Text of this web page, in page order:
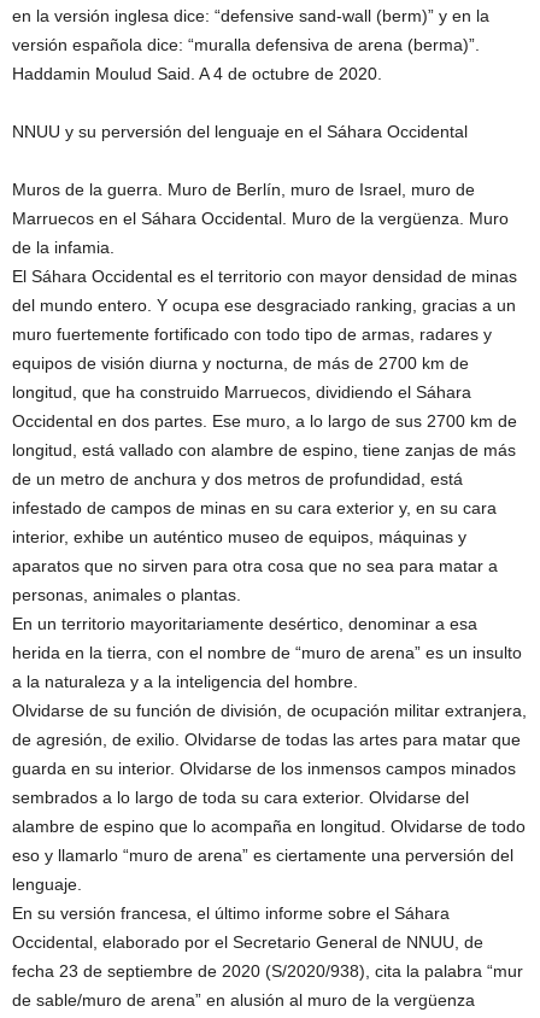
en la versión inglesa dice: “defensive sand-wall (berm)” y en la
versión española dice: “muralla defensiva de arena (berma)”.
Haddamin Moulud Said. A 4 de octubre de 2020.
NNUU y su perversión del lenguaje en el Sáhara Occidental
Muros de la guerra. Muro de Berlín, muro de Israel, muro de
Marruecos en el Sáhara Occidental. Muro de la vergüenza. Muro
de la infamia.
El Sáhara Occidental es el territorio con mayor densidad de minas
del mundo entero. Y ocupa ese desgraciado ranking, gracias a un
muro fuertemente fortificado con todo tipo de armas, radares y
equipos de visión diurna y nocturna, de más de 2700 km de
longitud, que ha construido Marruecos, dividiendo el Sáhara
Occidental en dos partes. Ese muro, a lo largo de sus 2700 km de
longitud, está vallado con alambre de espino, tiene zanjas de más
de un metro de anchura y dos metros de profundidad, está
infestado de campos de minas en su cara exterior y, en su cara
interior, exhibe un auténtico museo de equipos, máquinas y
aparatos que no sirven para otra cosa que no sea para matar a
personas, animales o plantas.
En un territorio mayoritariamente desértico, denominar a esa
herida en la tierra, con el nombre de “muro de arena” es un insulto
a la naturaleza y a la inteligencia del hombre.
Olvidarse de su función de división, de ocupación militar extranjera,
de agresión, de exilio. Olvidarse de todas las artes para matar que
guarda en su interior. Olvidarse de los inmensos campos minados
sembrados a lo largo de toda su cara exterior. Olvidarse del
alambre de espino que lo acompaña en longitud. Olvidarse de todo
eso y llamarlo “muro de arena” es ciertamente una perversión del
lenguaje.
En su versión francesa, el último informe sobre el Sáhara
Occidental, elaborado por el Secretario General de NNUU, de
fecha 23 de septiembre de 2020 (S/2020/938), cita la palabra “mur
de sable/muro de arena” en alusión al muro de la vergüenza